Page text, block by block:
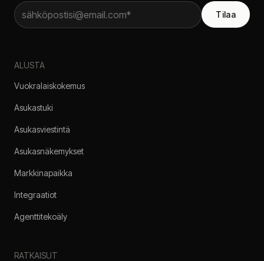
Tilaa
ALUSTA
Vuokralaiskokemus
Asukastuki
Asukasviestintä
Asukasnäkemykset
Markkinapaikka
Integraatiot
Agenttitekoäly
RATKAISUT